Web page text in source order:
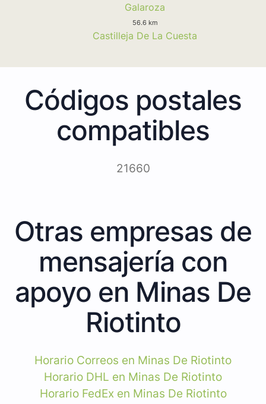
Galaroza
56.6 km
Castilleja De La Cuesta
Códigos postales
compatibles
21660
Otras empresas de
mensajería con
apoyo en Minas De
Riotinto
Horario Correos en Minas De Riotinto
Horario DHL en Minas De Riotinto
Horario FedEx en Minas De Riotinto